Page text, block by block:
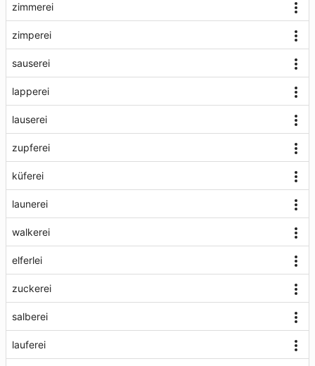
zimmerei
zimperei
sauserei
lapperei
lauserei
zupferei
küferei
launerei
walkerei
elferlei
zuckerei
salberei
lauferei